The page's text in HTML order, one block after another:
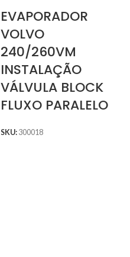
EVAPORADOR
VOLVO
240/260VM
INSTALAÇÃO
VÁLVULA BLOCK
FLUXO PARALELO
SKU: 300018